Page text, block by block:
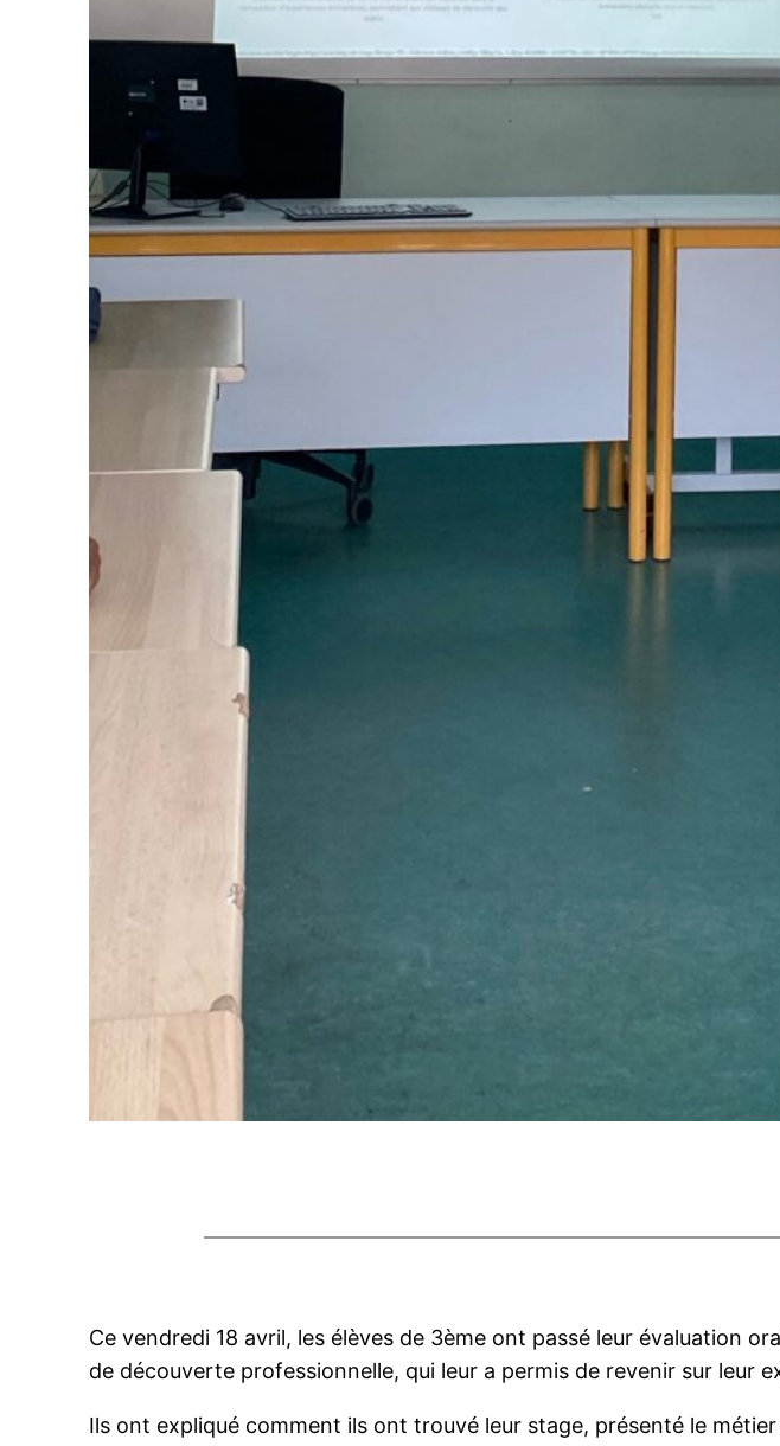
Ce vendredi 18 avril, les élèves de 3ème ont passé leur évaluation
de découverte professionnelle, qui leur a permis de revenir sur leur
Ils ont expliqué comment ils ont trouvé leur stage, présenté le